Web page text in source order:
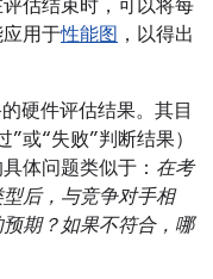
估结束时，可以将每
用于性能图 ，以得出
硬件评估结果。其目
或“失败”判断结果）
体问题类似于： 在考
后，与竞争对手相
期？如果不符合，哪